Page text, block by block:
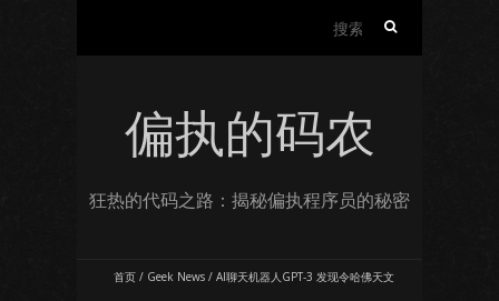
偏执的码农
狂热的代码之路：揭秘偏执程序员的秘密
首页 / Geek News / AI聊天机器人GPT-3 发现令哈佛天文